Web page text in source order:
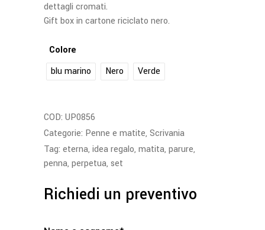
dettagli cromati.
Gift box in cartone riciclato nero.
Colore
blu marino
Nero Verde
COD: UP0856
Categorie: Penne e matite, Scrivania
Tag: eterna, idea regalo, matita, parure,
penna, perpetua, set
Richiedi un preventivo